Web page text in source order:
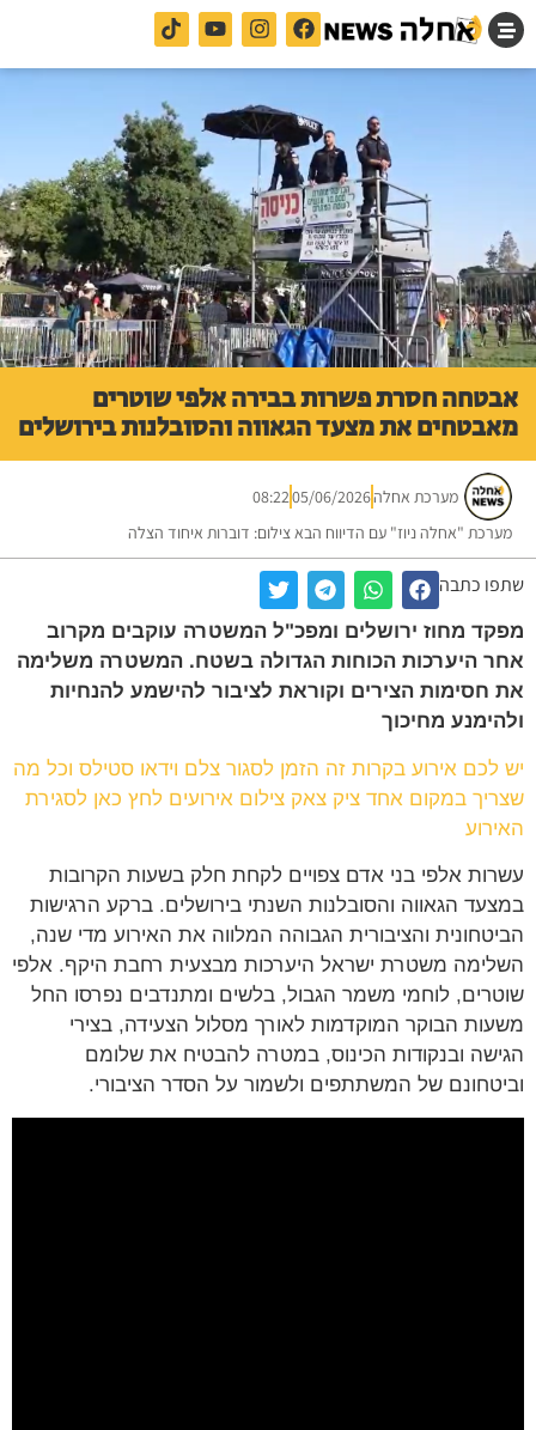
אבטחה חסרת פשרות בבירה אלפי שוטרים
מאבטחים את מצעד הגאווה והסובלנות בירושלים
מערכת אחלה05/06/2026
08:22
מערכת "אחלה ניוז" עם הדיווח הבא צילום: דוברות איחוד הצלה
שתפו כתבה
מפקד מחוז ירושלים ומפכ"ל המשטרה עוקבים מקרוב
אחר היערכות הכוחות הגדולה בשטח. המשטרה משלימה
את חסימות הצירים וקוראת לציבור להישמע להנחיות
ולהימנע מחיכוך
יש לכם אירוע בקרות זה הזמן לסגור צלם וידאו סטילס וכל מה
שצריך במקום אחד ציק צאק צילום אירועים לחץ כאן לסגירת
האירוע
עשרות אלפי בני אדם צפויים לקחת חלק בשעות הקרובות
במצעד הגאווה והסובלנות השנתי בירושלים. ברקע הרגישות
הביטחונית והציבורית הגבוהה המלווה את האירוע מדי שנה,
השלימה משטרת ישראל היערכות מבצעית רחבת היקף. אלפי
שוטרים, לוחמי משמר הגבול, בלשים ומתנדבים נפרסו החל
משעות הבוקר המוקדמות לאורך מסלול הצעידה, בצירי
הגישה ובנקודות הכינוס, במטרה להבטיח את שלומם
וביטחונם של המשתתפים ולשמור על הסדר הציבורי.